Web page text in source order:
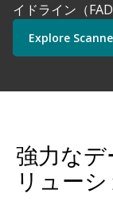
イドライン（
Explore
Get Started
Explore
強力な
リュー